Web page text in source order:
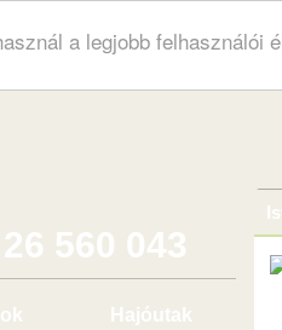
a legjobb felhasználói
560 043
Hajóutak